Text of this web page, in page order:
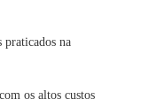
praticados na
os altos custos